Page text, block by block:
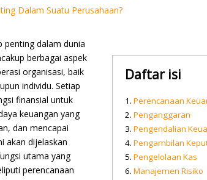
Dalam Suatu Perusahaan?
Daftar isi
Perencanaan
Penganggaran
Pengendalian
Pengambilan
Pengelolaan Kas
Manajemen Risiko
penting dalam dunia
berbagai aspek
organisasi, baik
individu. Setiap
finansial untuk
keuangan yang
dan mencapai
akan dijelaskan
utama yang
perencanaan